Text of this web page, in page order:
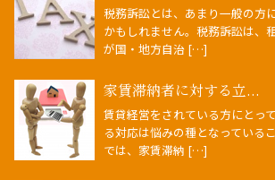
税務訴訟とは、あまり一般の方
かもしれません。税務訴訟は、
が国・地方自治 […]
家賃滞納者に対する立...
賃貸経営をされている方にとっ
る対応は悩みの種となっている
では、家賃滞納 […]